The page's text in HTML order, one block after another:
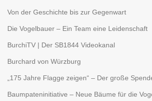
Von der Geschichte bis zur Gegenwart
Die Vogelbauer – Ein Team eine Leidenschaft
BurchiTV | Der SB1844 Videokanal
Burchard von Würzburg
„175 Jahre Flagge zeigen“ – Der große
Baumpateninitiative – Neue Bäume für die